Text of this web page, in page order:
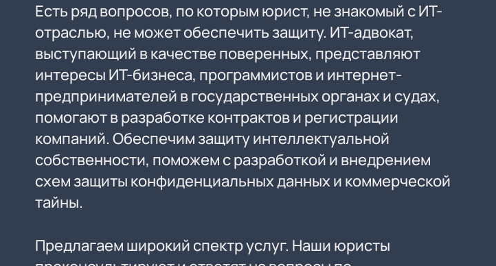
Есть ряд вопросов, по которым юрист, не знакомый с ИТ-
отраслью, не может обеспечить защиту. ИТ-адвокат,
выступающий в качестве поверенных, представляют
интересы ИТ-бизнеса, программистов и интернет-
предпринимателей в государственных органах и судах,
помогают в разработке контрактов и регистрации
компаний. Обеспечим защиту интеллектуальной
собственности, поможем с разработкой и внедрением
схем защиты конфиденциальных данных и коммерческой
тайны.
Предлагаем широкий спектр услуг. Наши юристы